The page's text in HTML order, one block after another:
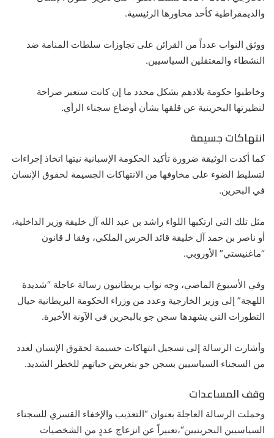
والديمقراطية كأحد محاورها الرئيسية.
ووثق النواب عدداً من القرائن على تجاوزات سلطات المنامة ضد
النشطاء والمعتقلين السياسيين.
وخاطبوا حكومة بلادهم بشكل محدد ما إن كانت ستعبر صراحة
لنظيرتها البحرينية عن قلقها بشأن أوضاع سجناء الرأي.
انتهاكات جسيمة
كما أكدت الوثيقة ضرورة تأكيد الحكومة الإسبانية نيتها اتخاذ إجراءات
لتسليط الضوء على مخاوفها من الانتهاكات الجسيمة لحقوق الإنسان
في البحرين.
مثل تلك التي ارتكبها اللواء راشد بن عبد الله آل خليفة وزير الداخلية،
أو ناصر بن حمد آل خليفة قائد الحرس الملكي، وفقا لـ قانون
“ماغنيستي” الأوروبي.
وفي الأسبوع الماضي، وجه نواب بريطانيون رسالة عاجلة “شديدة
اللهجة” إلى وزير الخارجية وعدد من وزراء الحكومة البريطانية حيال
التطورات التي يشهدها سجن جو بالبحرين في الآونة الأخيرة.
وأشارت الرسالة إلى تسجيل انتهاكات جسيمة لحقوق الإنسان لعدد
من السجناء السياسيين بسجن جو بتعريض حياتهم للخطر الشديد.
وقف المساعدات
وحملت الرسالة العاجلة بعنوان “التعذيب والإخفاء القسري للسجناء
السياسيين البحرينيين“،تعبيراً عن انزعاج عددٍ من الشخصيات